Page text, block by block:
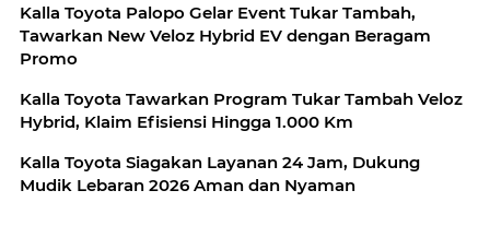
Kalla Toyota Palopo Gelar Event Tukar Tambah,
Tawarkan New Veloz Hybrid EV dengan Beragam
Promo
Kalla Toyota Tawarkan Program Tukar Tambah Veloz
Hybrid, Klaim Efisiensi Hingga 1.000 Km
Kalla Toyota Siagakan Layanan 24 Jam, Dukung
Mudik Lebaran 2026 Aman dan Nyaman